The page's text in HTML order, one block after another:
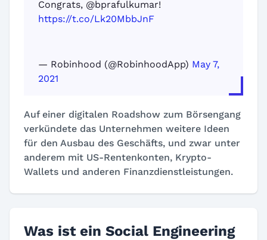
Congrats, @bprafulkumar!
https://t.co/Lk20MbbJnF
— Robinhood (@RobinhoodApp) May 7,
2021
Auf einer digitalen Roadshow zum Börsengang
verkündete das Unternehmen weitere Ideen
für den Ausbau des Geschäfts, und zwar unter
anderem mit US-Rentenkonten, Krypto-
Wallets und anderen Finanzdienstleistungen.
Was ist ein Social Engineering